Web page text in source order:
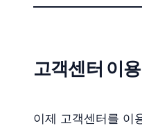
고객센터 이
이제 고객센터를 이